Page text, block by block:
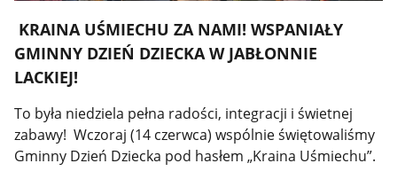
KRAINA UŚMIECHU ZA NAMI! WSPANIAŁY
GMINNY DZIEŃ DZIECKA W JABŁONNIE
LACKIEJ!
To była niedziela pełna radości, integracji i świetnej
zabawy! Wczoraj (14 czerwca) wspólnie świętowaliśmy
Gminny Dzień Dziecka pod hasłem „Kraina Uśmiechu”.